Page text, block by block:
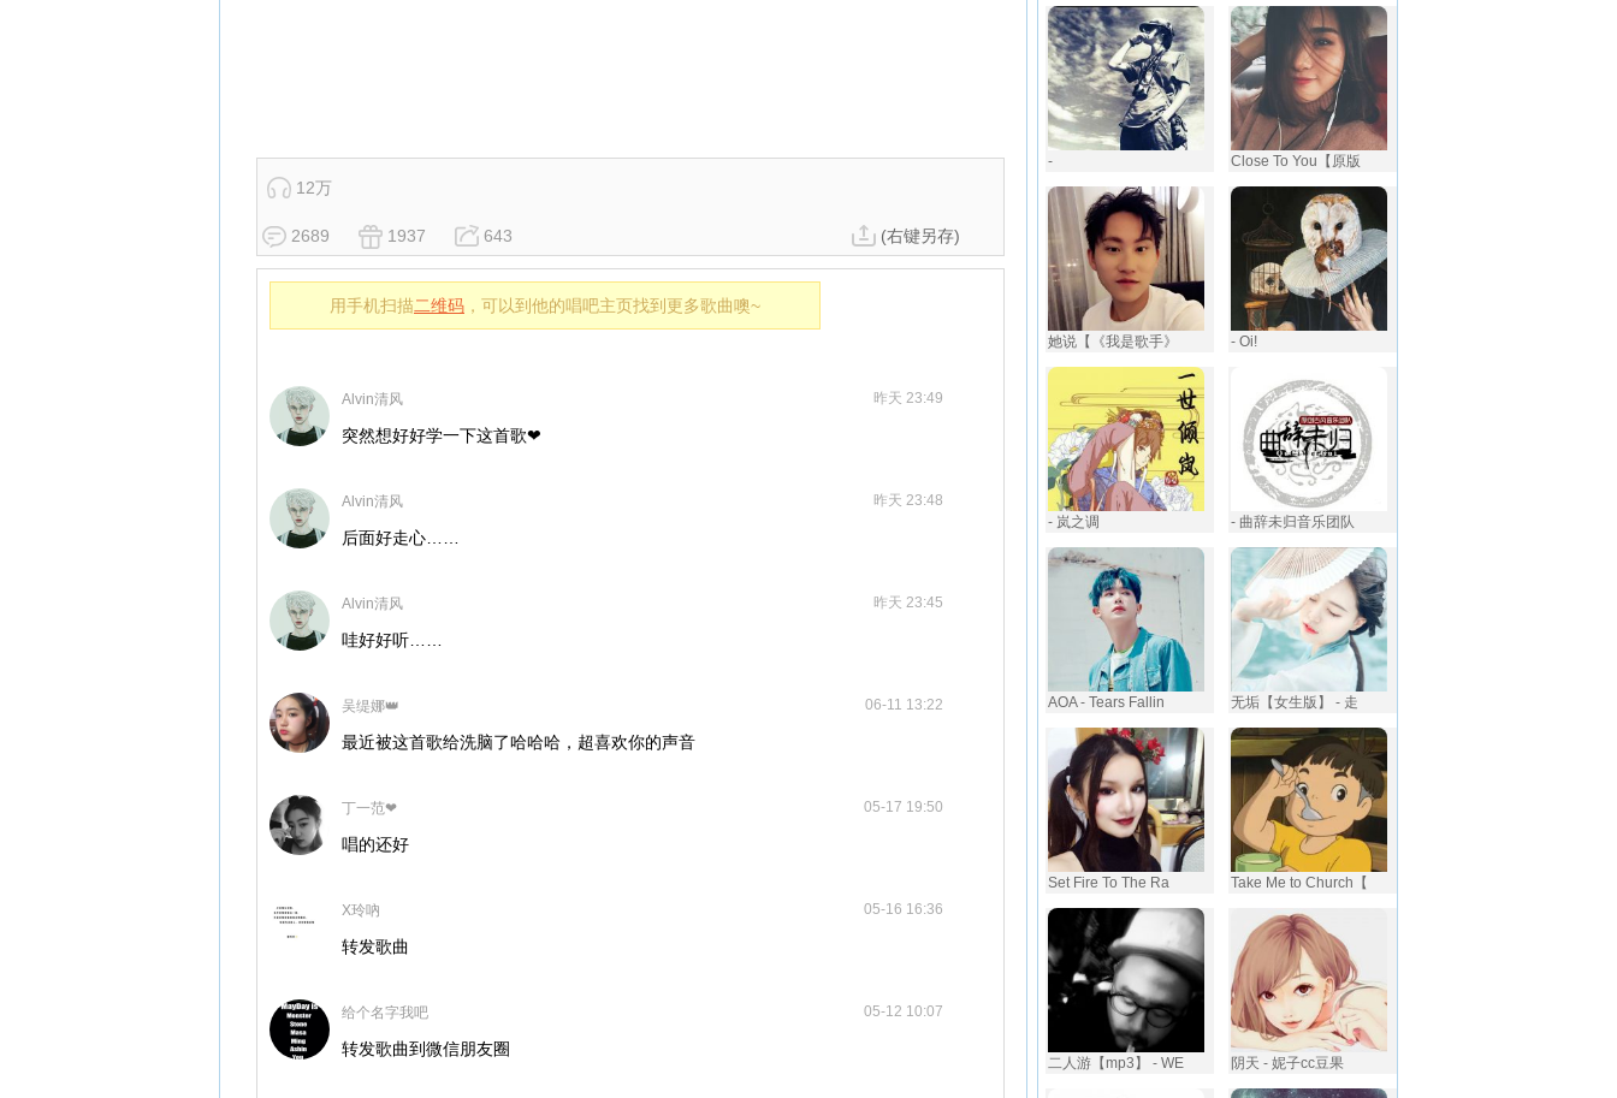
12万
2689 1937 643 (右键另存)
用手机扫描二维码 ，可以到他的唱吧主页找到更多歌曲噢~
Alvin清风 昨天 23:49
突然想好好学一下这首歌❤
Alvin清风 昨天 23:48
后面好走心……
Alvin清风 昨天 23:45
哇好好听……
吴缇娜👑 06-11 13:22
最近被这首歌给洗脑了哈哈哈，超喜欢你的声音
丁一范❤ 05-17 19:50
唱的还好
X玲吶 05-16 16:36
转发歌曲
给个名字我吧 05-12 10:07
转发歌曲到微信朋友圈
- Close To You【原版
她说【《我是歌手》 - Oi!
- 岚之调 - 曲辞未归音乐团队
AOA - Tears Fallin 无垢【女生版】 - 走
Set Fire To The Ra Take Me to Church【
二人游【mp3】 - WE 阴天 - 妮子cc豆果